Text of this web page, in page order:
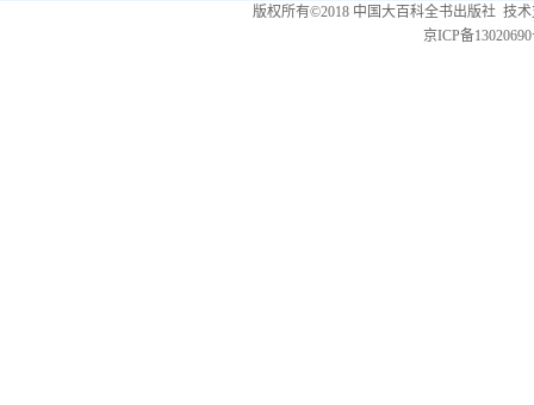
版权所有©2018 中国大百科全书出版社 技术
京ICP备